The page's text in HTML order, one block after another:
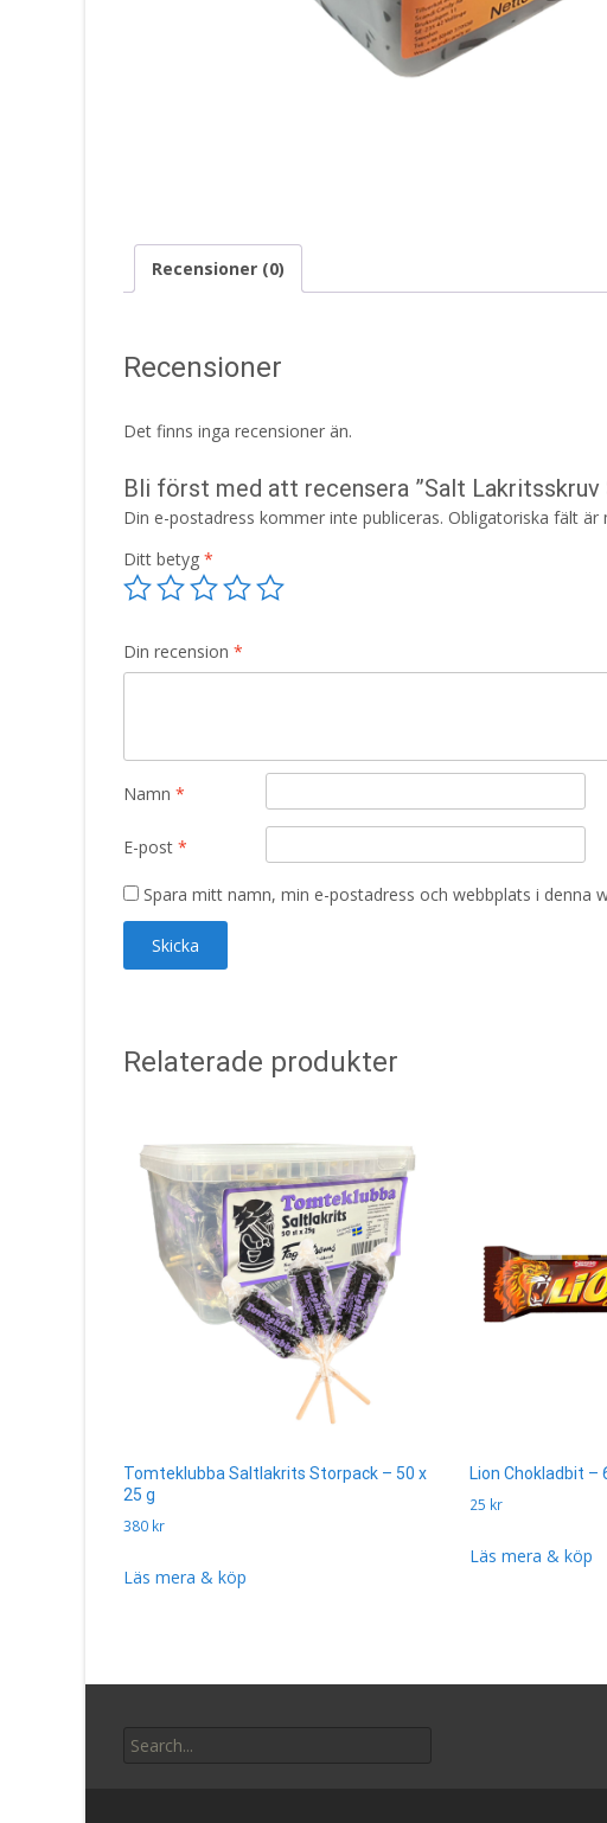
Recensioner (0)
Recensioner
Det finns inga recensioner än.
Bli först med att recensera ”Salt Lakritsskruv
Din e-postadress kommer inte publiceras. Obligatoriska fält är
Ditt betyg *
Din recension *
Namn *
E-post *
Spara mitt namn, min e-postadress och webbplats i denna
Relaterade produkter
Tomteklubba Saltlakrits Storpack – 50 x
25 g
380 kr
Läs mera & köp
Lion Chokladbit –
25 kr
Läs mera & köp
for: